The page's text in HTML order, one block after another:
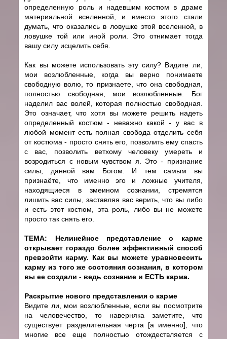
определенную роль и надевшим костюм в драме
материальной вселенной, и вместо этого стали
думать, что оказались в ловушке этой вселенной, в
ловушке той или иной роли. Это отнимает тогда
вашу силу исцелить себя.
Как вы можете использовать эту силу? Видите ли,
мои возлюбленные, когда вы верно понимаете
свободную волю, то признаете, что она свободная,
полностью свободная, мои возлюбленные. Бог
наделил вас волей, которая полностью свободная.
Это означает, что хотя вы можете решить надеть
определенный костюм - неважно какой - у вас в
любой момент есть полная свобода отделить себя
от костюма - просто снять его, позволить ему спасть
с вас, позволить ветхому человеку умереть и
возродиться с новым чувством я. Это - признание
силы, данной вам Богом. И тем самым вы
признаёте, что именно эго и ложные учителя,
находящиеся в змеином сознании, стремятся
лишить вас силы, заставляя вас верить, что вы либо
и есть этот костюм, эта роль, либо вы не можете
просто так снять его.
ТЕМА: Нелинейное представление о карме
открывает гораздо более эффективный способ
превзойти карму. Как вы можете уравновесить
карму из того же состояния сознания, в котором
вы ее создали - ведь сознание и ЕСТЬ карма.
Раскрытие нового представления о карме
Видите ли, мои возлюбленные, если вы посмотрите
на человечество, то наверняка заметите, что
существует разделительная черта [а именно], что
многие все еще полностью отождествляется с